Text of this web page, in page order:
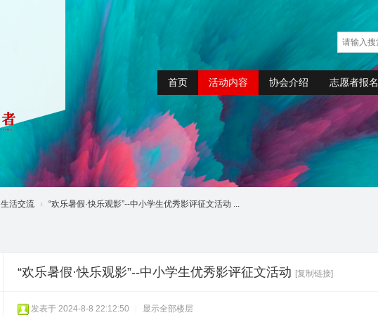
首页 活动内容 协会介绍 志愿者报名
生活交流 › “欢乐暑假·快乐观影”--中小学生优秀影评征文活动 ...
“欢乐暑假·快乐观影”--中小学生优秀影评征文活动 [复制链接]
发表于 2024-8-8 22:12:50 显示全部楼层